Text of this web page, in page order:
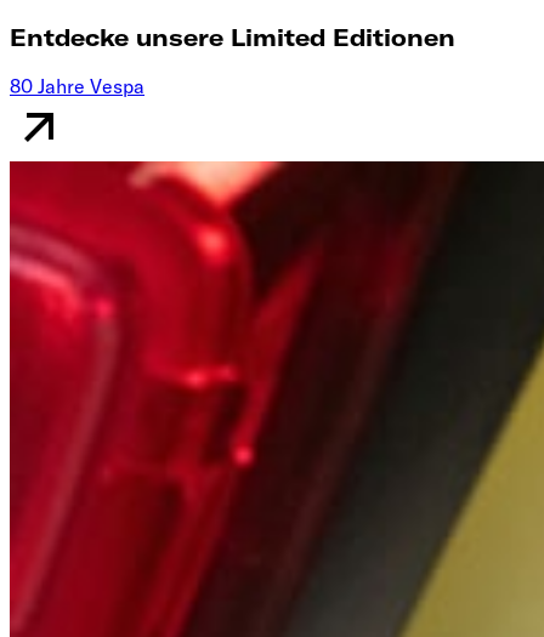
Entdecke unsere Limited Editionen
80 Jahre Vespa